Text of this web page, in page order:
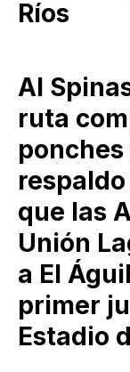
Ríos
Al
ruta
que las
Unión
a El
primer
Estadio